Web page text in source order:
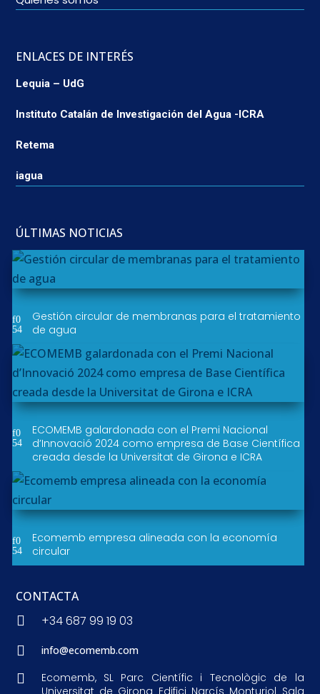
ENLACES DE INTERÉS
Lequia – UdG
Instituto Catalán de Investigación del Agua -ICRA
Retema
iagua
ÚLTIMAS NOTICIAS
Gestión circular de membranas para el tratamiento
de agua
ECOMEMB galardonada con el Premi Nacional
d’Innovació 2024 como empresa de Base Científica
creada desde la Universitat de Girona e ICRA
Ecomemb empresa alineada con la economía
circular
CONTACTA

+34 687 99 19 03
 info@ecomemb.com

Ecomemb, SL Parc Científic i Tecnològic de la
Universitat de Girona Edifici Narcís Monturiol Sala